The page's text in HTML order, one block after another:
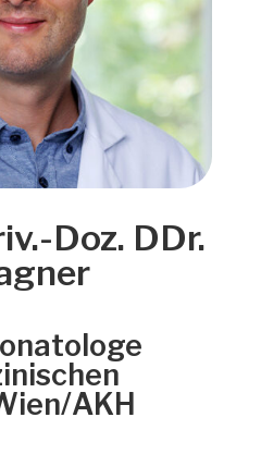
Doz. DDr.
AKH